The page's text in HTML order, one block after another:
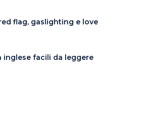
flag, gaslighting e love
inglese facili da leggere